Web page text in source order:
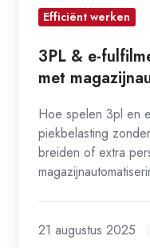
Efficiënt werken
3PL & e-
met
Hoe spelen 3pl en
piekbelasting
breiden of extra
21 augustus 2025